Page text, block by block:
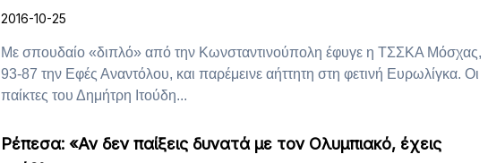
2016-10-25
Με σπουδαίο «διπλό» από την Κωνσταντινούπολη έφυγε η ΤΣΣΚΑ Μόσχας,
93-87 την Εφές Αναντόλου, και παρέμεινε αήττητη στη φετινή Ευρωλίγκα. Οι
παίκτες του Δημήτρη Ιτούδη...
Ρέπεσα: «Αν δεν παίξεις δυνατά με τον Ολυμπιακό, έχεις